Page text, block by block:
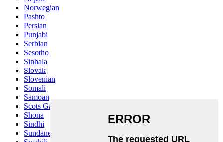
Norwegian
Pashto
Persian
Punjabi
Serbian
Sesotho
Sinhala
Slovak
Slovenian
Somali
Samoan
Scots Gaelic
Shona
Sindhi
Sundanese